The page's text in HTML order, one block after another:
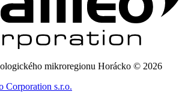
mikroregionu Horácko © 2026
Corporation s.r.o.